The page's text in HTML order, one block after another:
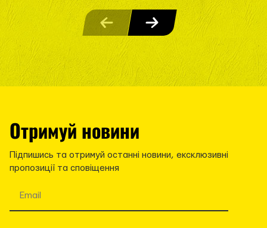
Отримуй новини
Підпишись та отримуй останні новини, ексклюзивні
пропозиції та сповіщення